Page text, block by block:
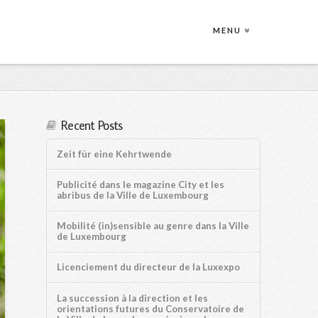
MENU
Recent Posts
Zeit für eine Kehrtwende
Publicité dans le magazine City et les
abribus de la Ville de Luxembourg
Mobilité (in)sensible au genre dans la Ville
de Luxembourg
Licenciement du directeur de la Luxexpo
La succession à la direction et les
orientations futures du Conservatoire de